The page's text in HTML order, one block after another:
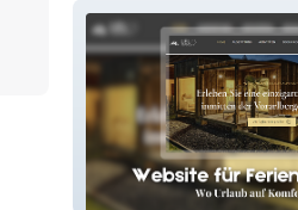
Lelis Alpenloft